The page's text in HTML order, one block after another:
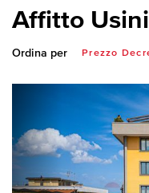
Affitto Usini
Ordina per